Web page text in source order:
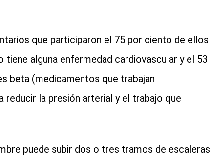
que participaron el 75 por ciento de ellos
alguna enfermedad cardiovascular y el 53
beta (medicamentos que trabajan
reducir la presión arterial y el trabajo que
puede subir dos o tres tramos de escaleras